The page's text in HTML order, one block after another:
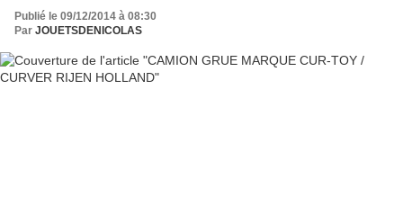
Publié le 09/12/2014 à 08:30
Par JOUETSDENICOLAS